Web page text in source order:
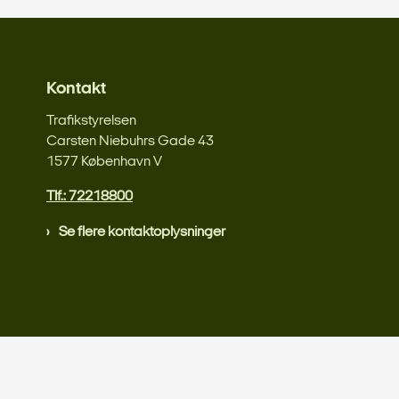
Kontakt
Trafikstyrelsen
Carsten Niebuhrs Gade 43
1577 København V
Tlf.: 72218800
Se flere kontaktoplysninger